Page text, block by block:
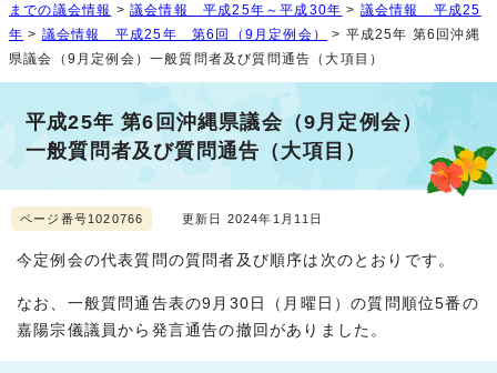
までの議会情報 >議会情報 平成25年～平成30年 > 議会情報 平成25
年 > 議会情報 平成25年 第6回（9月定例会）
> 平成25年 第6回沖縄
県議会（9月定例会）一般質問者及び質問通告（大項目）
平成25年 第6回沖縄県議会（9月定例会）
一般質問者及び質問通告（大項目）
ページ番号1020766 更新日 2024年1月11日
今定例会の代表質問の質問者及び順序は次のとおりです。
なお、一般質問通告表の9月30日（月曜日）の質問順位5番の
嘉陽宗儀議員から発言通告の撤回がありました。